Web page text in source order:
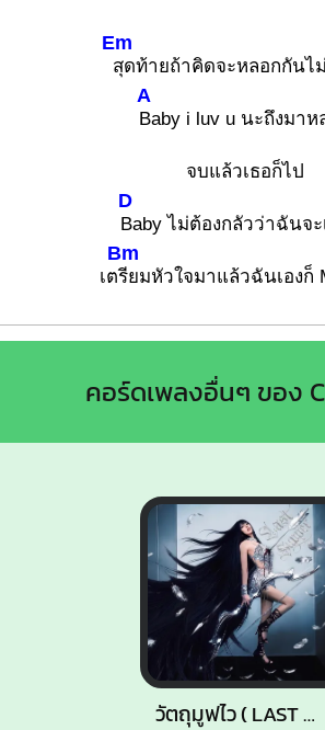
Em
สุดท้ายถ้าคิดจะหลอกกันไ
A
Baby i luv u นะถึงมาห
จบแล้วเธอก็ไป
D
Baby ไม่ต้องกลัวว่าฉันจะ
เต
Bm
รียมหัวใจมาแล้วฉันเองก็
คอร์ดเพลงอื่นๆ ของ
วัตถุมูฟไว ( LAST SUPPER )